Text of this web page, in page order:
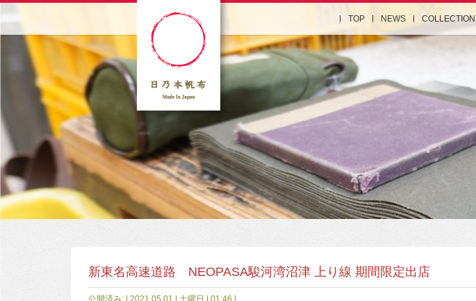
TOP NEWS COLLECTION
新東名高速道路 NEOPASA駿河湾沼津 上り線 期間限定出店
公開済み: | 2021.05.01 | 土曜日 | 01:46 |